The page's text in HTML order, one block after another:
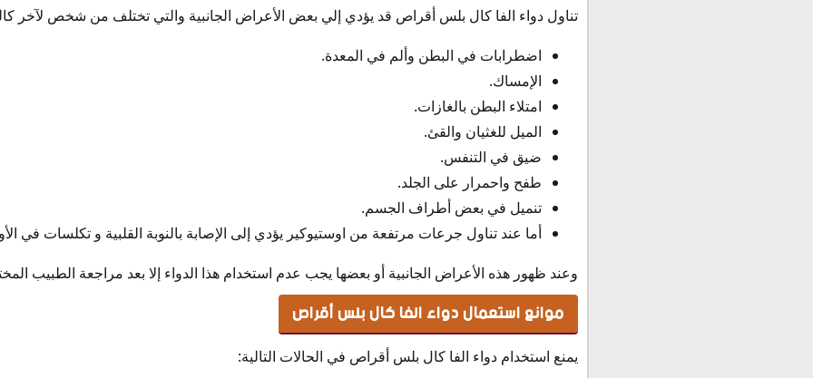
تناول دواء الفا كال بلس أقراص قد يؤدي إلي بعض الأعراض الجانبية والتي تختلف من شخص لآخر
اضطرابات في البطن وألم في المعدة.
الإمساك.
امتلاء البطن بالغازات.
الميل للغثيان والقئ.
ضيق في التنفس.
طفح واحمرار على الجلد.
تنميل في بعض أطراف الجسم.
أما عند تناول جرعات مرتفعة من اوستيوكير يؤدي إلى الإصابة بالنوبة القلبية و تكلسات في
وعند ظهور هذه الأعراض الجانبية أو بعضها يجب عدم استخدام هذا الدواء إلا بعد مراجعة الطبيب
موانع استعمال دواء الفا كال بلس أقراص
يمنع استخدام دواء الفا كال بلس أقراص في الحالات التالية: